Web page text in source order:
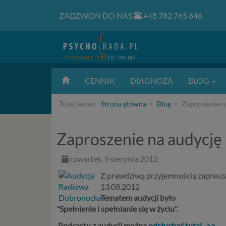
ZADZWOŃ DO NAS +48 782 765 646
CENNIK DIAGNOZA BLOG
Tutaj jesteś: Strona główna Blog Zaproszenie
Zaproszenie na
czwartek, 9 sierpnia 2012
Z prawdziwą przyjemnością
13.08.2012
Tematem audycji było
"Spełnienie i spełnianie się w życiu".